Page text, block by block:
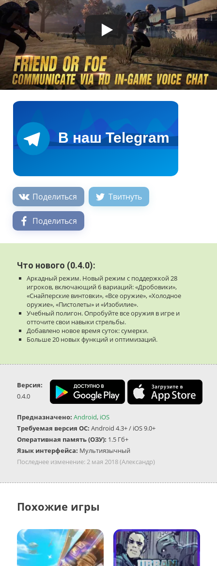
Поделиться Твитнуть
Поделиться
Что нового (0.4.0):
Аркадный режим. Новый режим с поддержкой 28
игроков, включающий 6 вариаций: «Дробовики»,
«Снайперские винтовки», «Все оружие», «Холодное
оружие», «Пистолеты» и «Изобилие».
Учебный полигон. Опробуйте все оружия в игре и
отточите свои навыки стрельбы.
Добавлено новое время суток: сумерки.
Больше 20 новых функций и оптимизаций.
Версия:
0.4.0
Предназначено: Android, iOS
Требуемая версия ОС: Android 4.3+ / iOS 9.0+
Оперативная память (ОЗУ): 1.5 Гб+
Язык интерфейса: Мультиязычный
Последнее изменение:2 мая 2018(Александр)
Похожие игры